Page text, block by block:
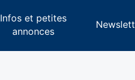
Infos et petites
annonces